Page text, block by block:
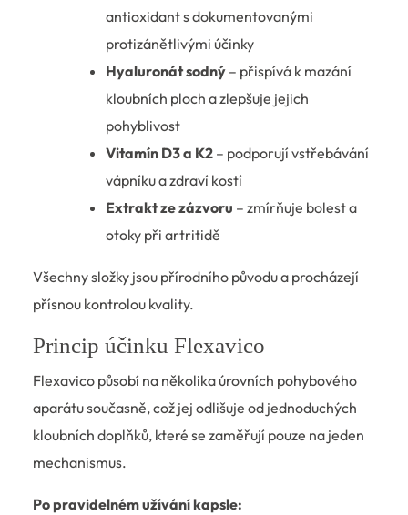
antioxidant s dokumentovanými
protizánětlivými účinky
Hyaluronát sodný – přispívá k mazání
kloubních ploch a zlepšuje jejich
pohyblivost
Vitamín D3 a K2 – podporují vstřebávání
vápníku a zdraví kostí
Extrakt ze zázvoru – zmírňuje bolest a
otoky při artritidě
Všechny složky jsou přírodního původu a procházejí
přísnou kontrolou kvality.
Princip účinku Flexavico
Flexavico působí na několika úrovních pohybového
aparátu současně, což jej odlišuje od jednoduchých
kloubních doplňků, které se zaměřují pouze na jeden
mechanismus.
Po pravidelném užívání kapsle: